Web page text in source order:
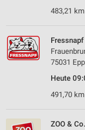
483,21
75031
Heute
491,70
ZOO &